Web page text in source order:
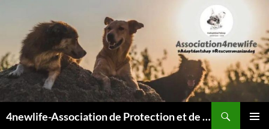
4newlife-Association de Protection et de défense animale. Loi de 1908